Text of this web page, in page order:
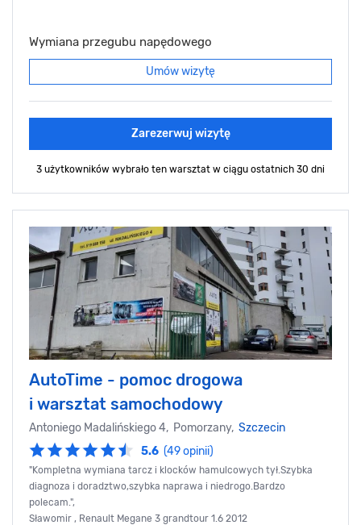
Wymiana przegubu napędowego
Umów wizytę
Zarezerwuj wizytę
3 użytkowników wybrało ten warsztat w ciągu ostatnich 30 dni
AutoTime - pomoc drogowa
i warsztat samochodowy
Antoniego Madalińskiego 4, Pomorzany, Szczecin
5.6 (49 opinii)
"Kompletna wymiana tarcz i klocków hamulcowych tył.Szybka
diagnoza i doradztwo,szybka naprawa i niedrogo.Bardzo
polecam.",
Sławomir , Renault Megane 3 grandtour 1.6 2012